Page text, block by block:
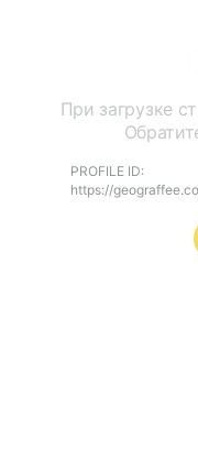
При загрузке
PROFILE ID:
https://